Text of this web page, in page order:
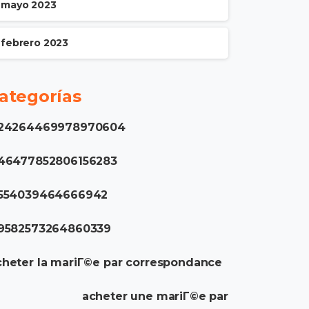
mayo 2023
febrero 2023
la mariГ©e par correspondance
acheter une mariГ©e par